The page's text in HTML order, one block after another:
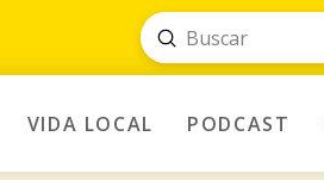
Search
Submit
VIDA LOCAL PODCAST